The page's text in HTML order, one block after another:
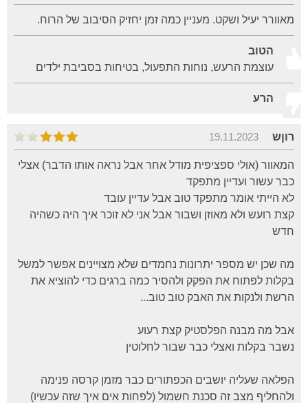
מאוורר יעיל ושקט. מעניין כמה זמן יחזיק הסיבוב של הרוח.
הטוב
עוצמת הרעש, נוחות התפעול, בטיחות בסביבת ילדים
הרע
רוןש 19.11.2023
המאוור (אולי ספציפית מודל אחר אבל נראה אותו הדבר) אצלי
כבר עשור ועדיין מתפקד
לא הייתי אומר מתפקד טוב אבל עדיין עובד
קצת רועש ולא מאוזן ושבור אבל אני לא זוכר איך היה כשהיה
חדש
מה שכן יש מספר יתרונות נחמדים שלא מצויינים אפשר למשל
בקלות לפתוח את הפקק ולהסיר כמה ברגים כדי להוציא את
הרשת ולנקות את האבק טוב טוב...
אבל מה מבנה הפלסטיק קצת רעוע
נשבר בקלות ואצלי כבר שבור לחלוטין
הפלאה שעליה יושבים הכפתורים כבר מזמן קרסה פנימה
ולהחליף מצב זה סכנת חשמול (לפחות אים איך שזה עכשיו)